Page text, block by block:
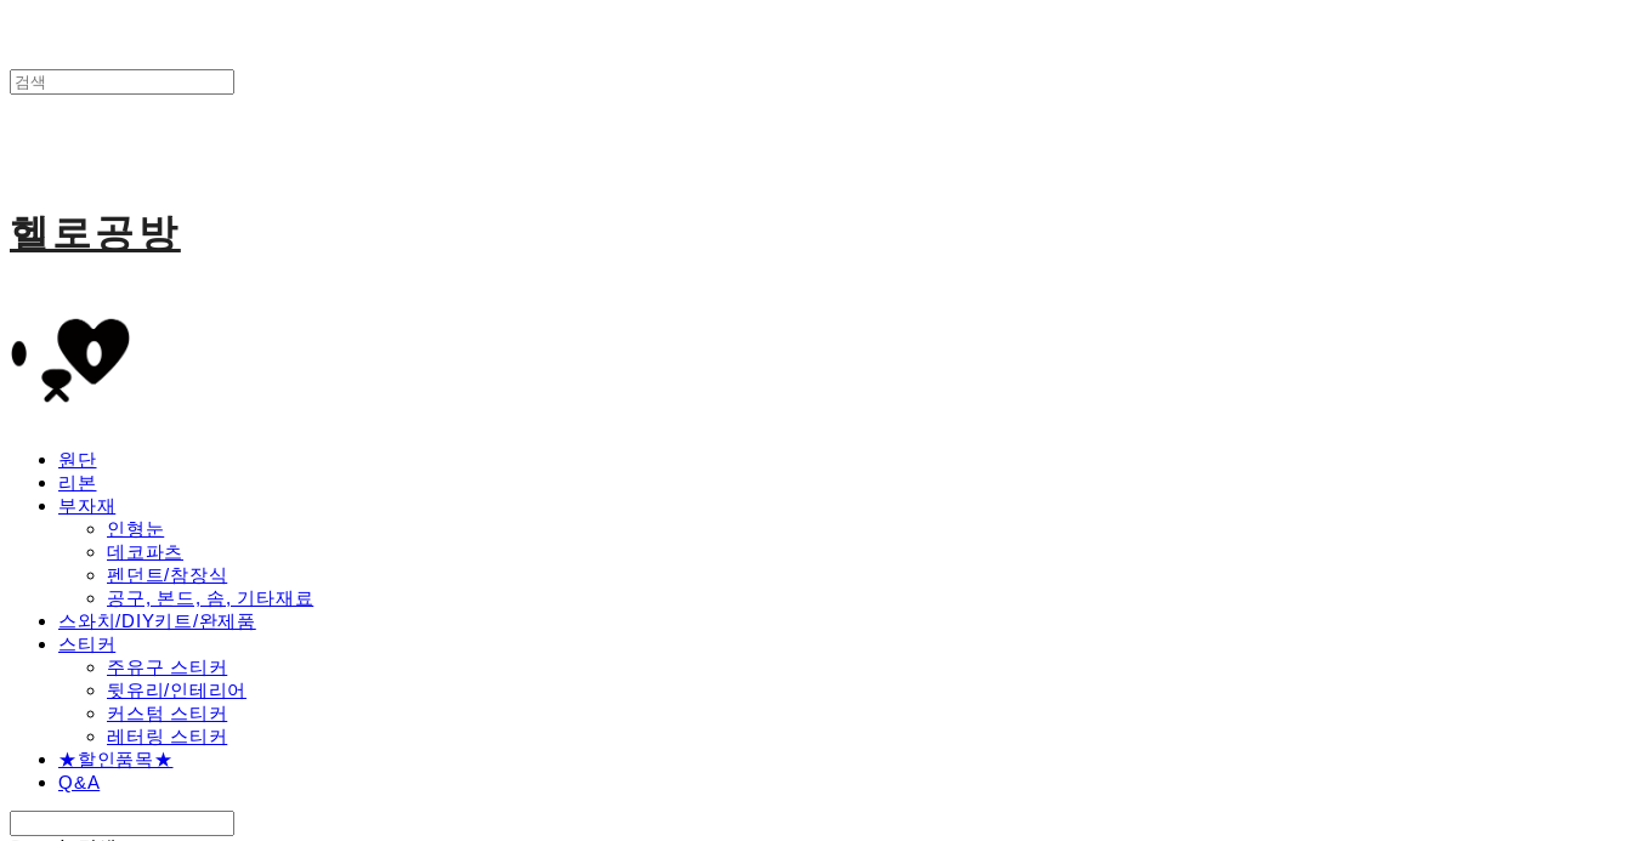
헬로공방
원단
리본
부자재
인형눈
데코파츠
펜던트/참장식
공구, 본드, 솜, 기타재료
스와치/DIY키트/완제품
스티커
주유구 스티커
뒷유리/인테리어
커스텀 스티커
레터링 스티커
★할인품목★
Q&A